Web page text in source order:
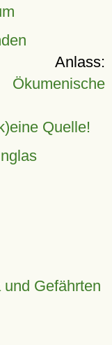
Anlass:
Quelle!
Gefährten